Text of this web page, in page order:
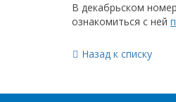
В декабрьском
ознакомиться с ней
Назад к списку